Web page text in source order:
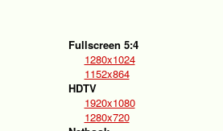
Fullscreen 5:4
1280x1024
1152x864
HDTV
1920x1080
1280x720